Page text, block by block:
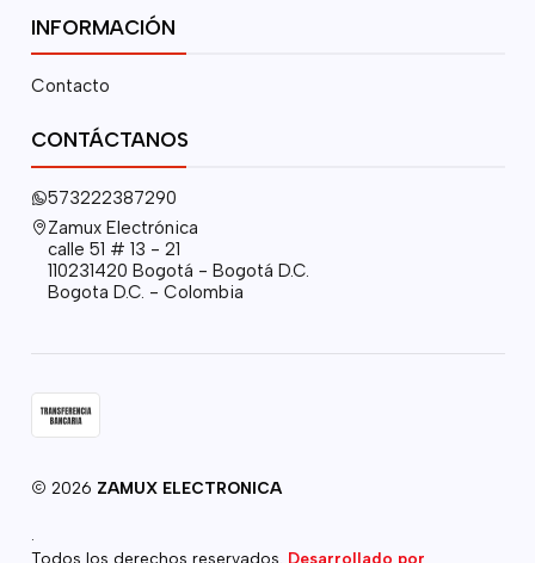
INFORMACIÓN
Contacto
CONTÁCTANOS
573222387290
Zamux Electrónica
calle 51 # 13 - 21
110231420 Bogotá - Bogotá D.C.
Bogota D.C. - Colombia
2026 ZAMUX ELECTRONICA
Todos los derechos reservados. Desarrollado por